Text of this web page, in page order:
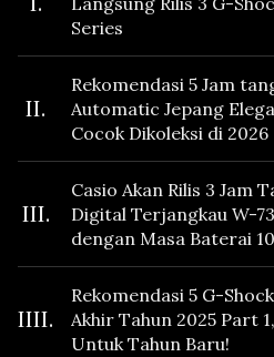
Series
II.
Rekomendasi 5 Jam
Automatic Jepang
Cocok Dikoleksi di 2026
III.
Casio Akan Rilis 3 Jam
Digital Terjangkau W-
dengan Masa Baterai
Fitur Vibration
IIII.
Rekomendasi 5 G-
Akhir Tahun 2025 Part
Untuk Tahun Baru!